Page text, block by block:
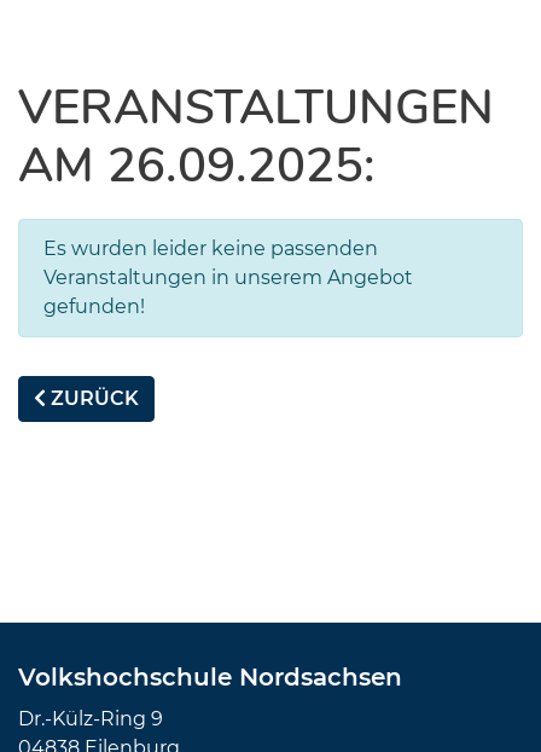
VERANSTALTUNGEN
AM 26.09.2025:
Es wurden leider keine passenden
Veranstaltungen in unserem Angebot
gefunden!
ZURÜCK
Volkshochschule Nordsachsen
Dr.-Külz-Ring 9